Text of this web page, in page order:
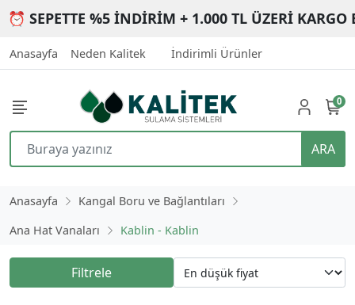
⏰ SEPETTE %5 İNDİRİM + 1.000 TL ÜZERİ KARGO
Anasayfa Neden Kalitek İndirimli Ürünler
ARA
0
Anasayfa
Kangal Boru ve Bağlantıları
Ana Hat Vanaları
Kablin - Kablin
Filtrele